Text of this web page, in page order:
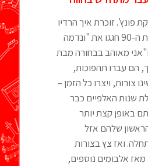
פונץ'. זוכרת איך הרדיו
והטלוויזיה של שנות ה-90 חגגו את "ונדמה
מאוהב בבחורה מבת
הם עברו תהפוכות,
צורות, ויצרו כל הזמן –
שנות האלפיים כבר
באופן קצת יותר
שלהם אזל
ואז צץ בצורות
אלבומים נוספים,